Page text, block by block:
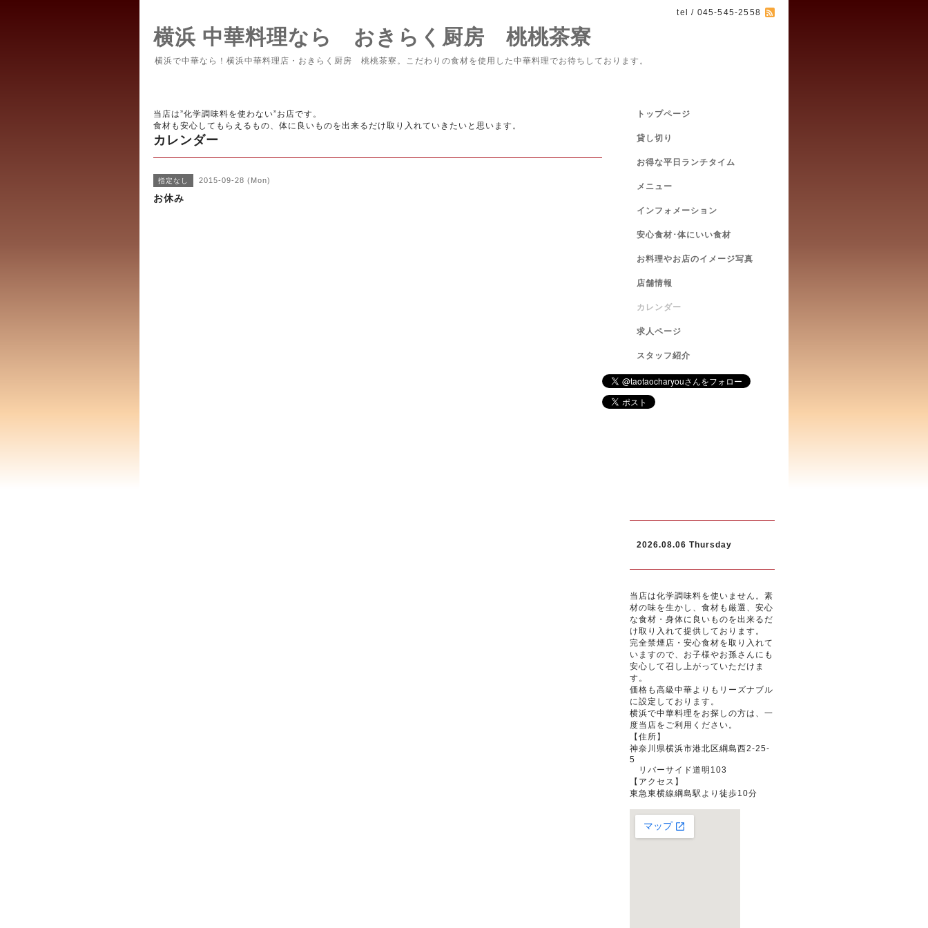
tel / 045-545-2558
横浜 中華料理なら おきらく厨房 桃桃茶寮
横浜で中華なら！横浜中華料理店・おきらく厨房 桃桃茶寮。こだわりの食材を使用した中華料理でお待ちしております。
当店は”化学調味料を使わない”お店です。
食材も安心してもらえるもの、体に良いものを出来るだけ取り入れていきたいと思います。
カレンダー
指定なし 2015-09-28 (Mon)
お休み
トップページ
貸し切り
お得な平日ランチタイム
メニュー
インフォメーション
安心食材･体にいい食材
お料理やお店のイメージ写真
店舗情報
カレンダー
求人ページ
スタッフ紹介
2026.08.06 Thursday
当店は化学調味料を使いません。素
材の味を生かし、食材も厳選、安心
な食材・身体に良いものを出来るだ
け取り入れて提供しております。
完全禁煙店・安心食材を取り入れて
いますので、お子様やお孫さんにも
安心して召し上がっていただけま
す。
価格も高級中華よりもリーズナブル
に設定しております。
横浜で中華料理をお探しの方は、一
度当店をご利用ください。
【住所】
神奈川県横浜市港北区綱島西2-25-
5
リバーサイド道明103
【アクセス】
東急東横線綱島駅より徒歩10分